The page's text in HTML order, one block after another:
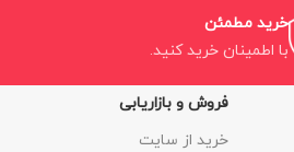
خرید مطمئن
با اطمینان خرید کنید.
فروش و بازاریابی
خرید از سایت